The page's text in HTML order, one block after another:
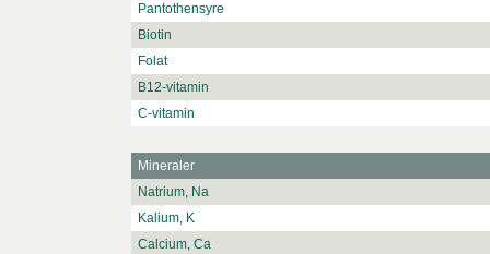
Pantothensyre
Biotin
Folat
B12-vitamin
C-vitamin
Mineraler
Natrium, Na
Kalium, K
Calcium, Ca